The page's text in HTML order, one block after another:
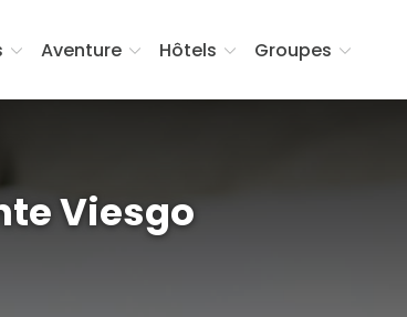
Aventure Hôtels Groupes
Viesgo